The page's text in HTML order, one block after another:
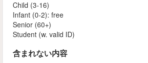
Child (3-16)
Infant (0-2): free
Senior (60+)
Student (w. valid ID)
含まれない内容